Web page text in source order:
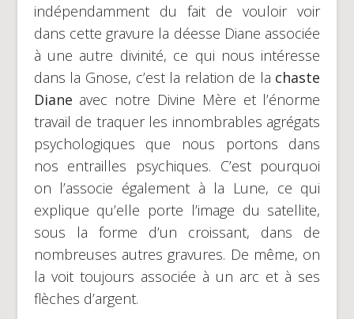
indépendamment du fait de vouloir voir
dans cette gravure la déesse Diane associée
à une autre divinité, ce qui nous intéresse
dans la Gnose, c’est la relation de la chaste
Diane avec notre Divine Mère et l’énorme
travail de traquer les innombrables agrégats
psychologiques que nous portons dans
nos entrailles psychiques. C’est pourquoi
on l’associe également à la Lune, ce qui
explique qu’elle porte l’image du satellite,
sous la forme d’un croissant, dans de
nombreuses autres gravures. De même, on
la voit toujours associée à un arc et à ses
flèches d’argent.